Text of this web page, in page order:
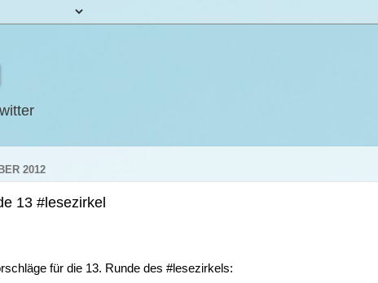
2012
13 #lesezirkel
für die 13. Runde des #lesezirkels: